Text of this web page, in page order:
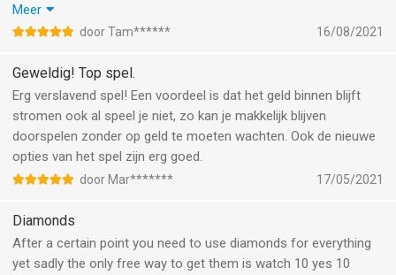
the game... this problem is over two monts now and had at
least two iOS updates. So that can not be the problem. I see the
(?)
Meer
door Tam****** 16/08/2021
Geweldig! Top spel.
Erg verslavend spel! Een voordeel is dat het geld binnen blijft
stromen ook al speel je niet, zo kan je makkelijk blijven
doorspelen zonder op geld te moeten wachten. Ook de nieuwe
opties van het spel zijn erg goed.
door Mar******* 17/05/2021
Diamonds
After a certain point you need to use diamonds for everything
yet sadly the only free way to get them is watch 10 yes 10